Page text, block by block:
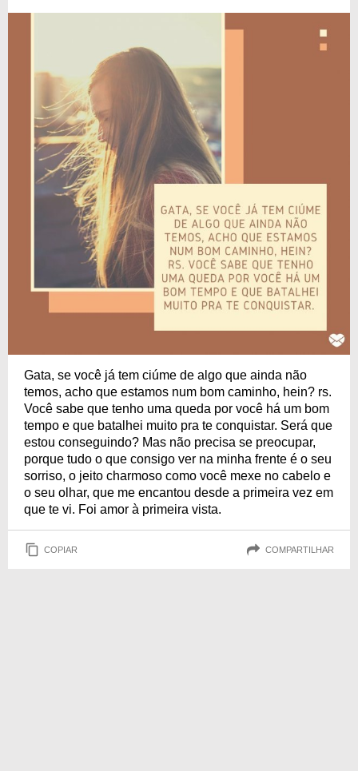
Gata, se você já tem ciúme de algo que ainda não
temos, acho que estamos num bom caminho, hein? rs.
Você sabe que tenho uma queda por você há um bom
tempo e que batalhei muito pra te conquistar. Será que
estou conseguindo? Mas não precisa se preocupar,
porque tudo o que consigo ver na minha frente é o seu
sorriso, o jeito charmoso como você mexe no cabelo e
o seu olhar, que me encantou desde a primeira vez em
que te vi. Foi amor à primeira vista.
COPIAR COMPARTILHAR